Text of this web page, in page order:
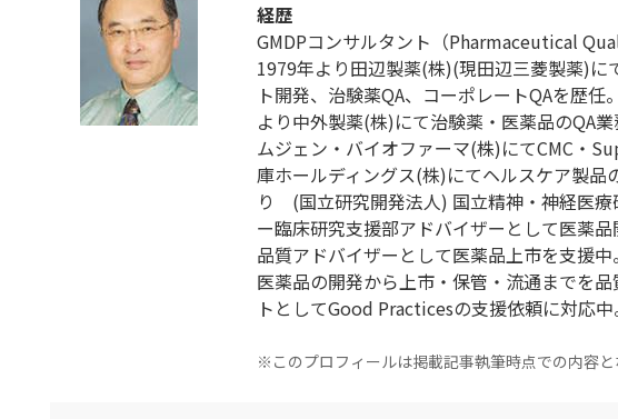
経歴
GMDPコンサルタント（Pharmaceutical
1979年より田辺製薬(株)(現田辺三菱製薬)に
ト開発、治験薬QA、コーポレートQAを歴
より中外製薬(株)にて治験薬・医薬品のQA
ムジェン・バイオファーマ(株)にてCMC・
庫ホールディングス(株)にてヘルスケア製
り (国立研究開発法人) 国立精神・神経医療
ー臨床研究支援部アドバイザーとして医薬
品質アドバイザーとして医薬品上市を支援中。
医薬品の開発から上市・保管・流通までを
トとしてGood Practicesの支援依頼に対応中
※このプロフィールは掲載記事執筆時点での内容と